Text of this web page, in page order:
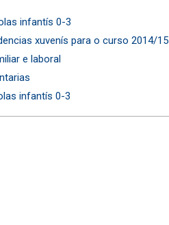
infantís 0-3
xuvenís para o curso 2014/15
e laboral
infantís 0-3